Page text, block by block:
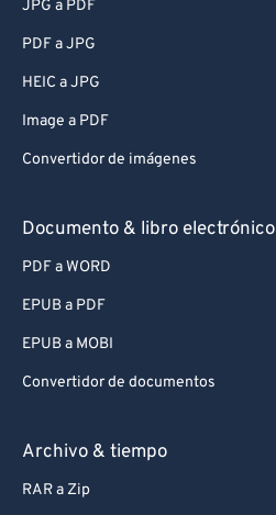
JPG a PDF
PDF a JPG
HEIC a JPG
Image a PDF
Convertidor de imágenes
Documento & libro electrónico
PDF a WORD
EPUB a PDF
EPUB a MOBI
Convertidor de documentos
Archivo & tiempo
RAR a Zip